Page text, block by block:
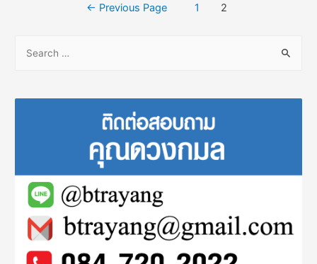
← Previous Page 1 2
r
o